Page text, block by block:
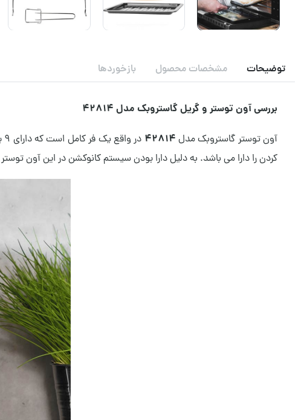
توضیحات مشخصات محصول بازخوردها
بررسی آون توستر و گریل گاستروبک مدل 42814
آون توستر گاستروبک مدل 42814
کردن را دارا می باشد. به دلیل دارا بودن سیستم کانوکشن در این آون